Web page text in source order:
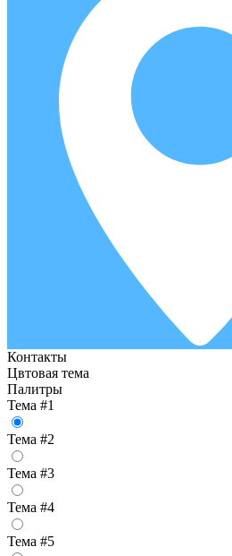
Контакты
Цвтовая тема
Палитры
Тема #1
Тема #2
Тема #3
Тема #4
Тема #5